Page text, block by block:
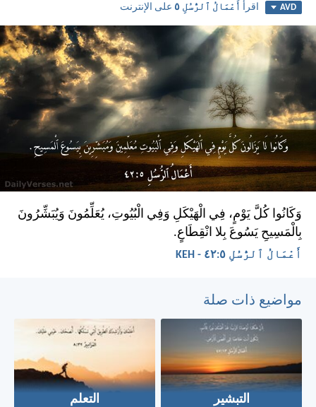
AVD اقرأ أَعْمَالُ ٱلرُّسُلِ ٥ على الإنترنت
وَكَانُوا كُلَّ يَوْمٍ، فِي الْهَيْكَلِ وَفِي الْبُيُوتِ، يُعَلِّمُونَ وَيُبَشِّرُونَ
بِالْمَسِيحِ يَسُوعَ بِلا انْقِطَاعٍ.
أَعْمَالُ ٱلرُّسُلِ ٥:‏٤٢ - KEH
مواضيع ذات صلة
التبشير التعلم